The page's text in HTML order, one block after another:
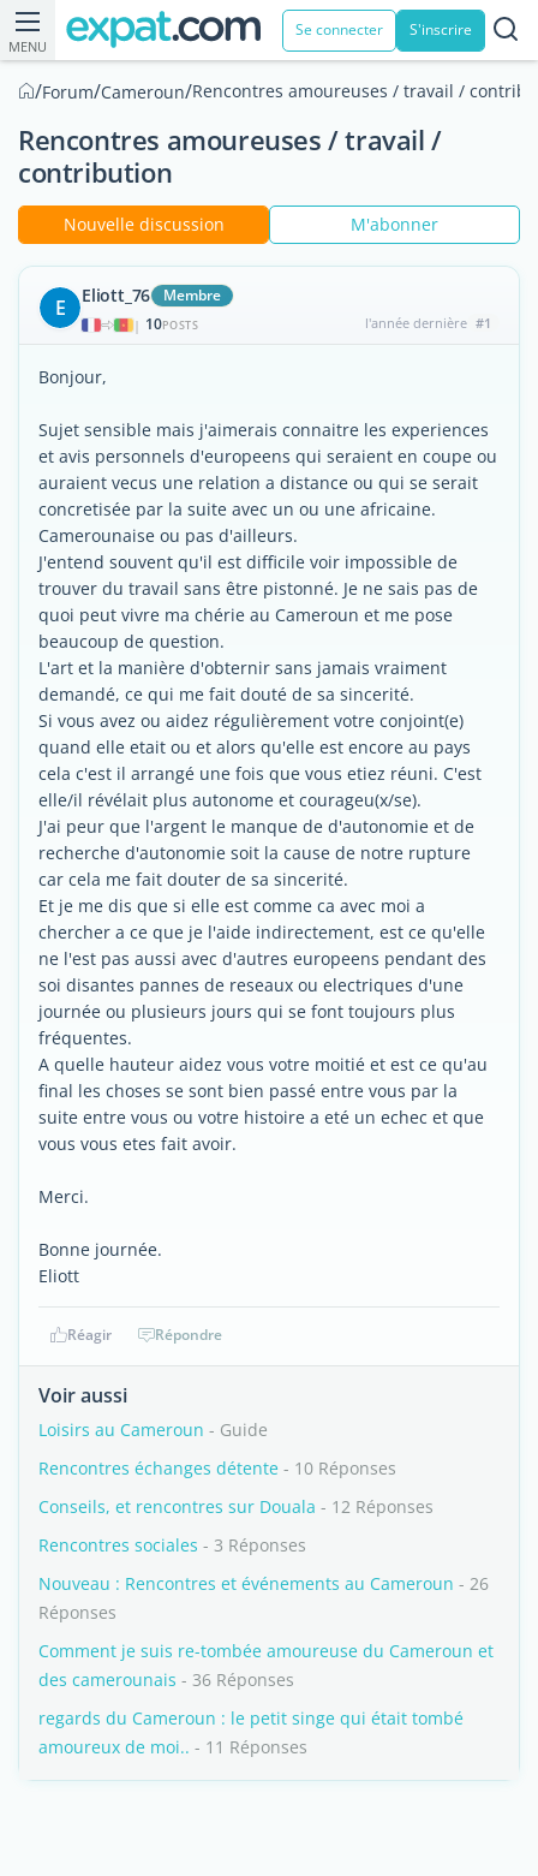
MENU
Se connecter S'inscrire
/Forum/Cameroun/Rencontres amoureuses / travail /
Rencontres amoureuses / travail /
contribution
Nouvelle discussion M'abonner
E Eliott_76 Membre
| 10POSTS l'année dernière #1
Bonjour,
Sujet sensible mais j'aimerais connaitre les experiences
et avis personnels d'europeens qui seraient en coupe ou
auraient vecus une relation a distance ou qui se serait
concretisée par la suite avec un ou une africaine.
Camerounaise ou pas d'ailleurs.
J'entend souvent qu'il est difficile voir impossible de
trouver du travail sans être pistonné. Je ne sais pas de
quoi peut vivre ma chérie au Cameroun et me pose
beaucoup de question.
L'art et la manière d'obternir sans jamais vraiment
demandé, ce qui me fait douté de sa sincerité.
Si vous avez ou aidez régulièrement votre conjoint(e)
quand elle etait ou et alors qu'elle est encore au pays
cela c'est il arrangé une fois que vous etiez réuni. C'est
elle/il révélait plus autonome et courageu(x/se).
J'ai peur que l'argent le manque de d'autonomie et de
recherche d'autonomie soit la cause de notre rupture
car cela me fait douter de sa sincerité.
Et je me dis que si elle est comme ca avec moi a
chercher a ce que je l'aide indirectement, est ce qu'elle
ne l'est pas aussi avec d'autres europeens pendant des
soi disantes pannes de reseaux ou electriques d'une
journée ou plusieurs jours qui se font toujours plus
fréquentes.
A quelle hauteur aidez vous votre moitié et est ce qu'au
final les choses se sont bien passé entre vous par la
suite entre vous ou votre histoire a eté un echec et que
vous vous etes fait avoir.
Merci.
Bonne journée.
Eliott
Réagir Répondre
Voir aussi
Loisirs au Cameroun - Guide
Rencontres échanges détente - 10 Réponses
Conseils, et rencontres sur Douala - 12 Réponses
Rencontres sociales - 3 Réponses
Nouveau : Rencontres et événements au Cameroun - 26
Réponses
Comment je suis re-tombée amoureuse du Cameroun et
des camerounais - 36 Réponses
regards du Cameroun : le petit singe qui était tombé
amoureux de moi.. - 11 Réponses